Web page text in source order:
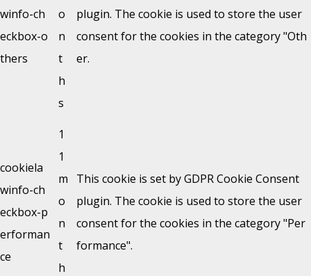
winfo-ch
eckbox-o
thers
o
n
t
h
s
plugin. The cookie is used to store the user
consent for the cookies in the category "Oth
er.
cookiela
winfo-ch
eckbox-p
erforman
ce
1
1
m
o
n
t
h
This cookie is set by GDPR Cookie Consent
plugin. The cookie is used to store the user
consent for the cookies in the category "Per
formance".